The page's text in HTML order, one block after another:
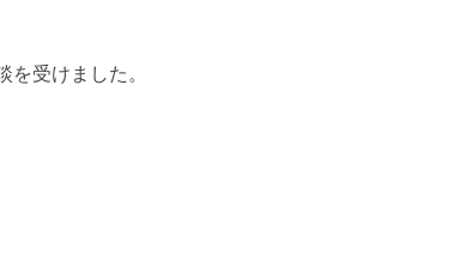
受けました。